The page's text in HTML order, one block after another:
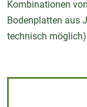
Kombinationen
Bodenplatten aus
technisch